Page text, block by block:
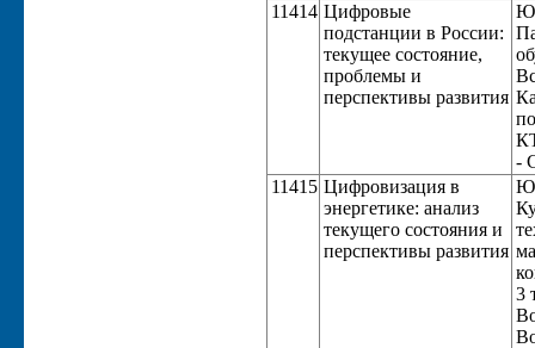
11414 Цифровые
подстанции в России:
текущее состояние,
проблемы и
перспективы развития
-
11415 Цифровизация в
энергетике: анализ
текущего состояния и
перспективы развития
3